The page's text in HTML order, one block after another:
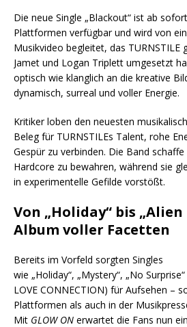
Die neue Single „Blackout“ ist ab
Plattformen verfügbar und wird von
Musikvideo begleitet, das TURNSTILE
Jamet und Logan Triplett umgesetzt
optisch wie klanglich an die kreative
dynamisch, surreal und voller Energie.
Kritiker loben den neuesten
Beleg für TURNSTILEs Talent, rohe
Gespür zu verbinden. Die Band
Hardcore zu bewahren, während sie
in experimentelle Gefilde vorstößt.
Von „Holiday“ bis „Alien
Album voller Facetten
Bereits im Vorfeld sorgten Singles
wie „Holiday“, „Mystery“, „No
LOVE CONNECTION) für Aufsehen –
Plattformen als auch in der
Mit GLOW ON erwartet die Fans nun